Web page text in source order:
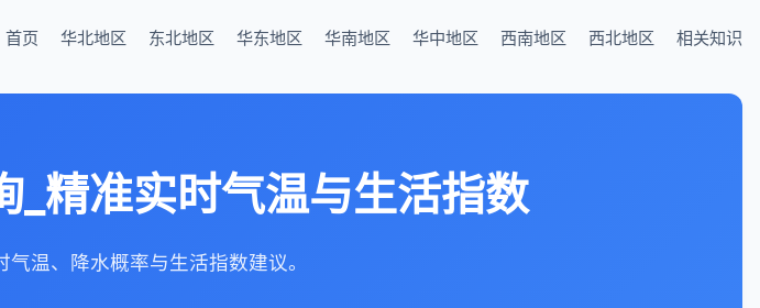
首页 华北地区 东北地区 华东地区 华南地区 华中地区 西南地区 西北地区 相关知识
精准实时气温与生活指数
温、降水概率与生活指数建议。